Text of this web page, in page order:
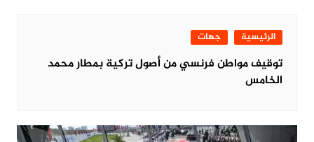
الرئيسية جهات
توقيف مواطن فرنسي من أصول تركية بمطار محمد
الخامس